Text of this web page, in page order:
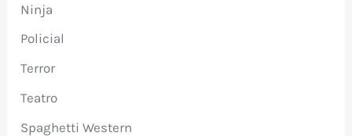
Ninja
Policial
Terror
Teatro
Spaghetti Western